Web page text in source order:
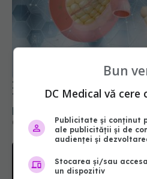
Injecțiile cu insulină ar
08 iul 2026, 15:44
Bun
DC Medical vă
Publicitate și conținut
ale publicității și de
audienței și
Stocarea și/sau
un dispozitiv